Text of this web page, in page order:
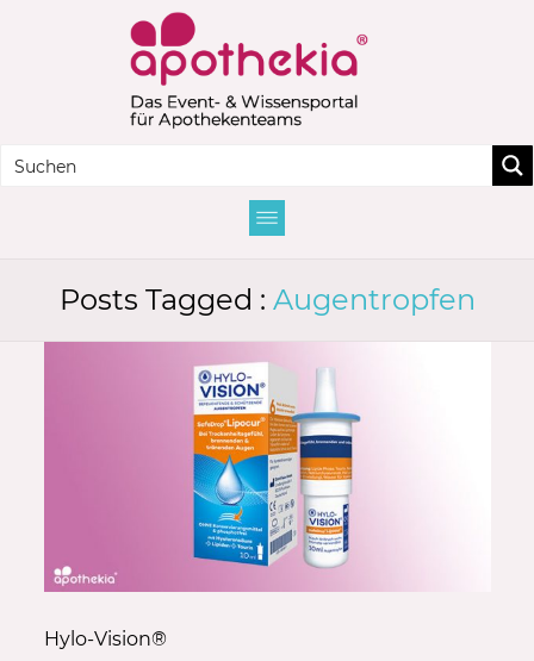
Posts Tagged : Augentropfen
Hylo-Vision®